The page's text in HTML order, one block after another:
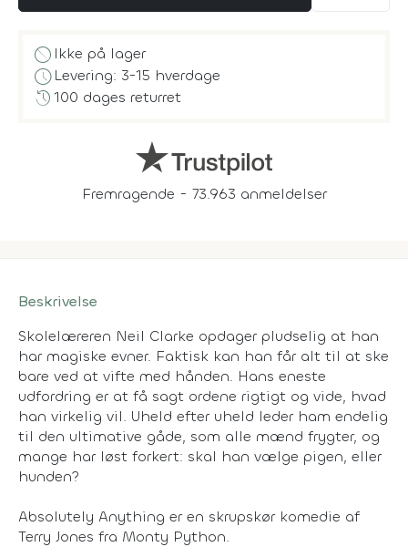
block Ikke på lager
scheduleLevering: 3-15 hverdage
history100 dages returret
Fremragende - 73.963 anmeldelser
Beskrivelse
Skolelæreren Neil Clarke opdager pludselig at han
har magiske evner. Faktisk kan han får alt til at ske
bare ved at vifte med hånden. Hans eneste
udfordring er at få sagt ordene rigtigt og vide, hvad
han virkelig vil. Uheld efter uheld leder ham endelig
til den ultimative gåde, som alle mænd frygter, og
mange har løst forkert: skal han vælge pigen, eller
hunden?
Absolutely Anything er en skrupskør komedie af
Terry Jones fra Monty Python.